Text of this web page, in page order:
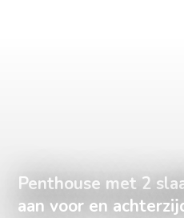
Penthouse met 2
aan voor en